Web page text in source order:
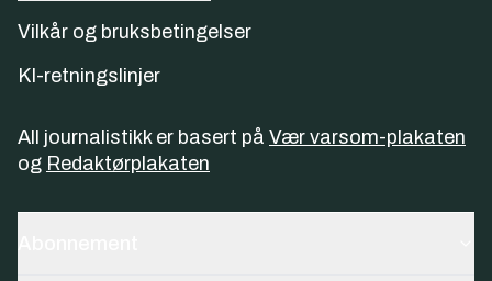
Vilkår og bruksbetingelser
KI-retningslinjer
All journalistikk er basert på Vær varsom-plakaten
og Redaktørplakaten